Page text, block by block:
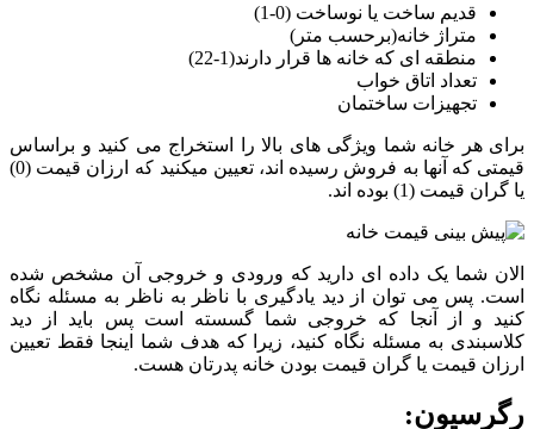
قدیم ساخت یا نوساخت (0-1)
متراژ خانه(برحسب متر)
منطقه ای که خانه ها قرار دارند(1-22)
تعداد اتاق خواب
تجهیزات ساختمان
برای هر خانه شما ویژگی های بالا را استخراج می کنید و براساس
قیمتی که آنها به فروش رسیده اند، تعیین میکنید که ارزان قیمت (0)
یا گران قیمت (1) بوده اند.
الان شما یک داده ای دارید که ورودی و خروجی آن مشخص شده
است. پس می توان از دید یادگیری با ناظر به ناظر به مسئله نگاه
کنید و از آنجا که خروجی شما گسسته است پس باید از دید
کلاسبندی به مسئله نگاه کنید، زیرا که هدف شما اینجا فقط تعیین
ارزان قیمت یا گران قیمت بودن خانه پدرتان هست.
رگرسیون: